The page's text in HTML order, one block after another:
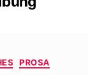
PROSA